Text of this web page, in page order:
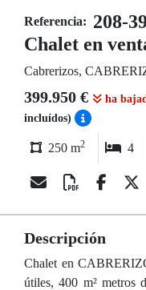
Referencia: 208-
Chalet en
Cabrerizos,
399.950 € ha
incluídos)
250 m2 4
Descripción
Chalet en
útiles, 400 m² metros